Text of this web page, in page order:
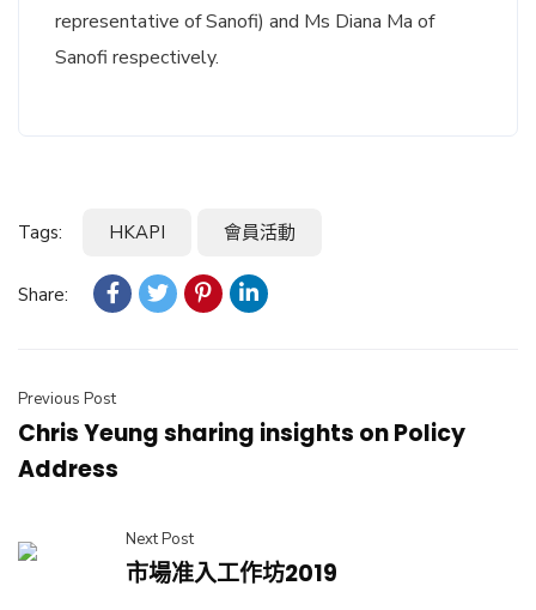
representative of Sanofi) and Ms Diana Ma of
Sanofi respectively.
Tags: HKAPI 會員活動
Share:
Previous Post
Chris Yeung sharing insights on Policy
Address
Next Post
市場准入工作坊2019